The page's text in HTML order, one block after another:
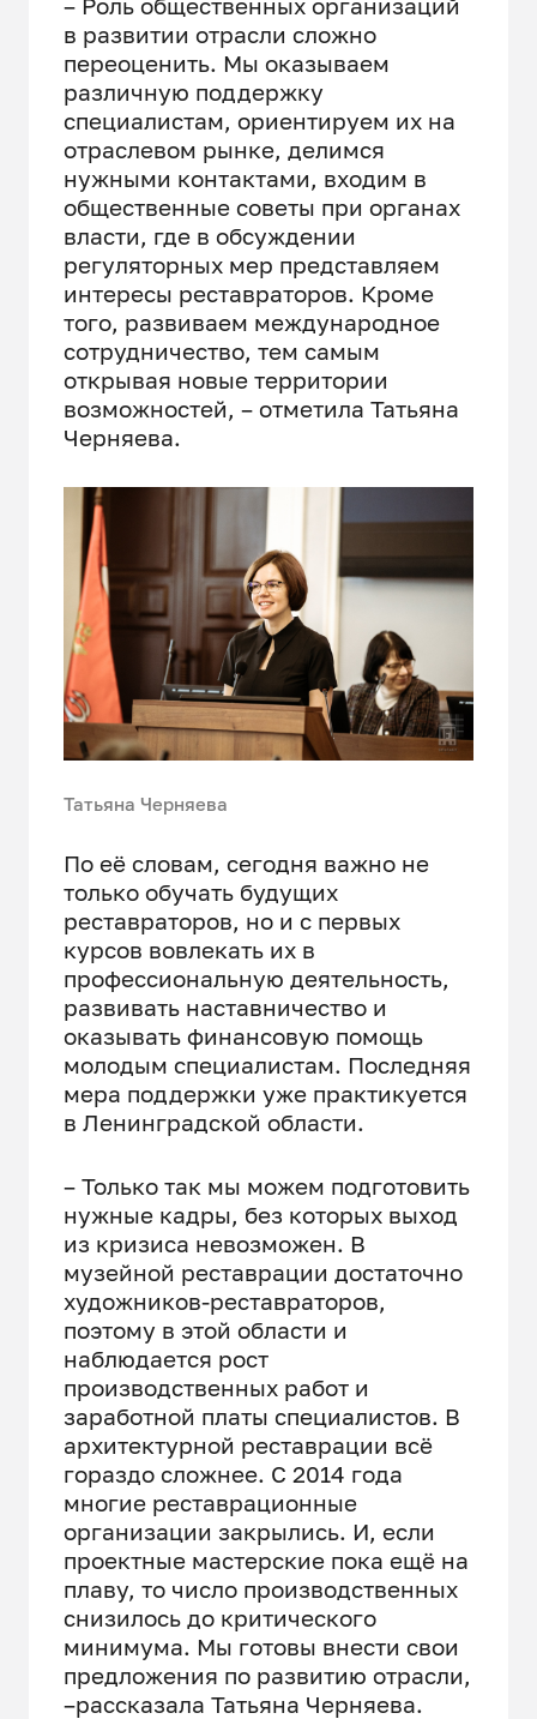
в развитии отрасли сложно
переоценить. Мы оказываем
различную поддержку
специалистам, ориентируем их на
отраслевом рынке, делимся
нужными контактами, входим в
общественные советы при органах
власти, где в обсуждении
регуляторных мер представляем
интересы реставраторов. Кроме
того, развиваем международное
сотрудничество, тем самым
открывая новые территории
возможностей, – отметила Татьяна
Черняева.
Татьяна Черняева
По её словам, сегодня важно не
только обучать будущих
реставраторов, но и с первых
курсов вовлекать их в
профессиональную деятельность,
развивать наставничество и
оказывать финансовую помощь
молодым специалистам. Последняя
мера поддержки уже практикуется
в Ленинградской области.
– Только так мы можем подготовить
нужные кадры, без которых выход
из кризиса невозможен. В
музейной реставрации достаточно
художников-реставраторов,
поэтому в этой области и
наблюдается рост
производственных работ и
заработной платы специалистов. В
архитектурной реставрации всё
гораздо сложнее. С 2014 года
многие реставрационные
организации закрылись. И, если
проектные мастерские пока ещё на
плаву, то число производственных
снизилось до критического
минимума. Мы готовы внести свои
предложения по развитию отрасли,
–рассказала Татьяна Черняева.